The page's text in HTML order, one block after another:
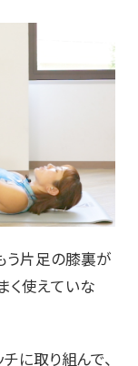
う片足の膝裏が
く使えていな
に取り組んで、